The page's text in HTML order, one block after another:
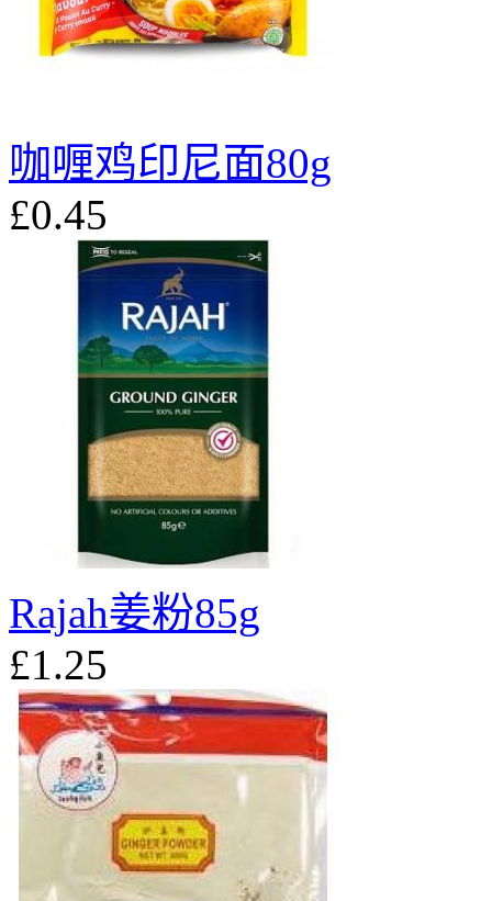
咖喱鸡印尼面80g
£0.45
Rajah姜粉85g
£1.25